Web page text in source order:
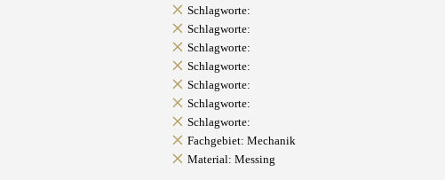
Schlagworte:
Schlagworte:
Schlagworte:
Schlagworte:
Schlagworte:
Schlagworte:
Schlagworte:
Fachgebiet: Mechanik
Material: Messing